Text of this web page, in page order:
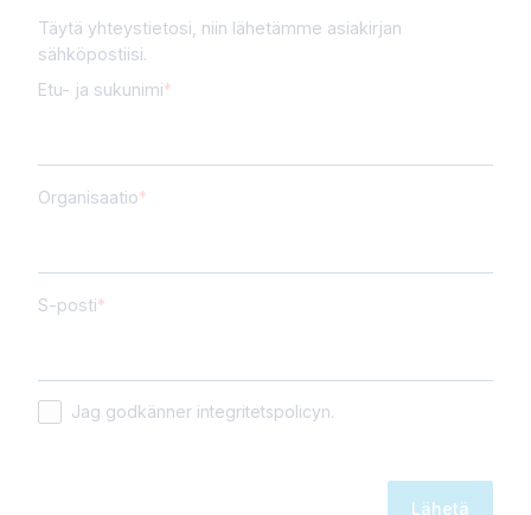
Täytä yhteystietosi, niin lähetämme asiakirjan
sähköpostiisi.
Etu- ja sukunimi
Organisaatio
S-posti
Jag godkänner integritetspolicyn.